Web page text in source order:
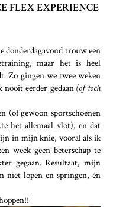
FLEX EXPERIENCE
donderdagavond trouw een
maar het is heel
Zo gingen we twee weken
eerder gedaan (of toch
(of gewoon sportschoenen
het allemaal vlot), en dat
in mijn knie, vooral als ik
week geen beterschap te
gegaan. Resultaat, mijn
niet lopen en springen, én